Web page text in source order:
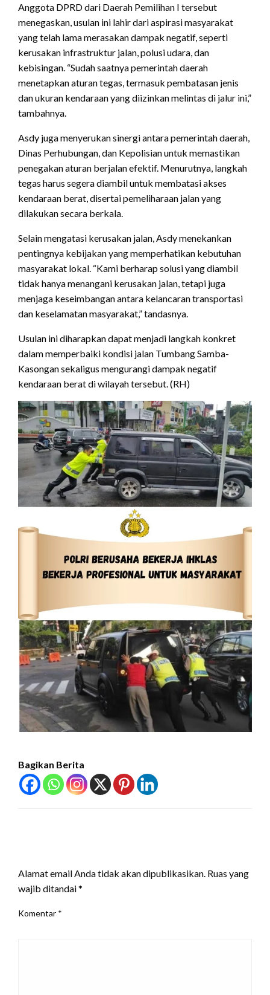
Anggota DPRD dari Daerah Pemilihan I tersebut
menegaskan, usulan ini lahir dari aspirasi masyarakat
yang telah lama merasakan dampak negatif, seperti
kerusakan infrastruktur jalan, polusi udara, dan
kebisingan. “Sudah saatnya pemerintah daerah
menetapkan aturan tegas, termasuk pembatasan jenis
dan ukuran kendaraan yang diizinkan melintas di jalur ini,”
tambahnya.
Asdy juga menyerukan sinergi antara pemerintah daerah,
Dinas Perhubungan, dan Kepolisian untuk memastikan
penegakan aturan berjalan efektif. Menurutnya, langkah
tegas harus segera diambil untuk membatasi akses
kendaraan berat, disertai pemeliharaan jalan yang
dilakukan secara berkala.
Selain mengatasi kerusakan jalan, Asdy menekankan
pentingnya kebijakan yang memperhatikan kebutuhan
masyarakat lokal. “Kami berharap solusi yang diambil
tidak hanya menangani kerusakan jalan, tetapi juga
menjaga keseimbangan antara kelancaran transportasi
dan keselamatan masyarakat,” tandasnya.
Usulan ini diharapkan dapat menjadi langkah konkret
dalam memperbaiki kondisi jalan Tumbang Samba-
Kasongan sekaligus mengurangi dampak negatif
kendaraan berat di wilayah tersebut. (RH)
Bagikan Berita
Alamat email Anda tidak akan dipublikasikan. Ruas yang
wajib ditandai*
Komentar *